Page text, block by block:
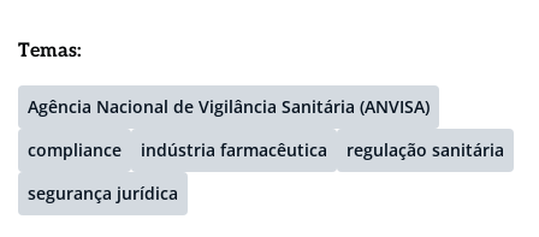
Temas:
Agência Nacional de Vigilância Sanitária (ANVISA)
compliance
indústria farmacêutica
regulação sanitária
segurança jurídica